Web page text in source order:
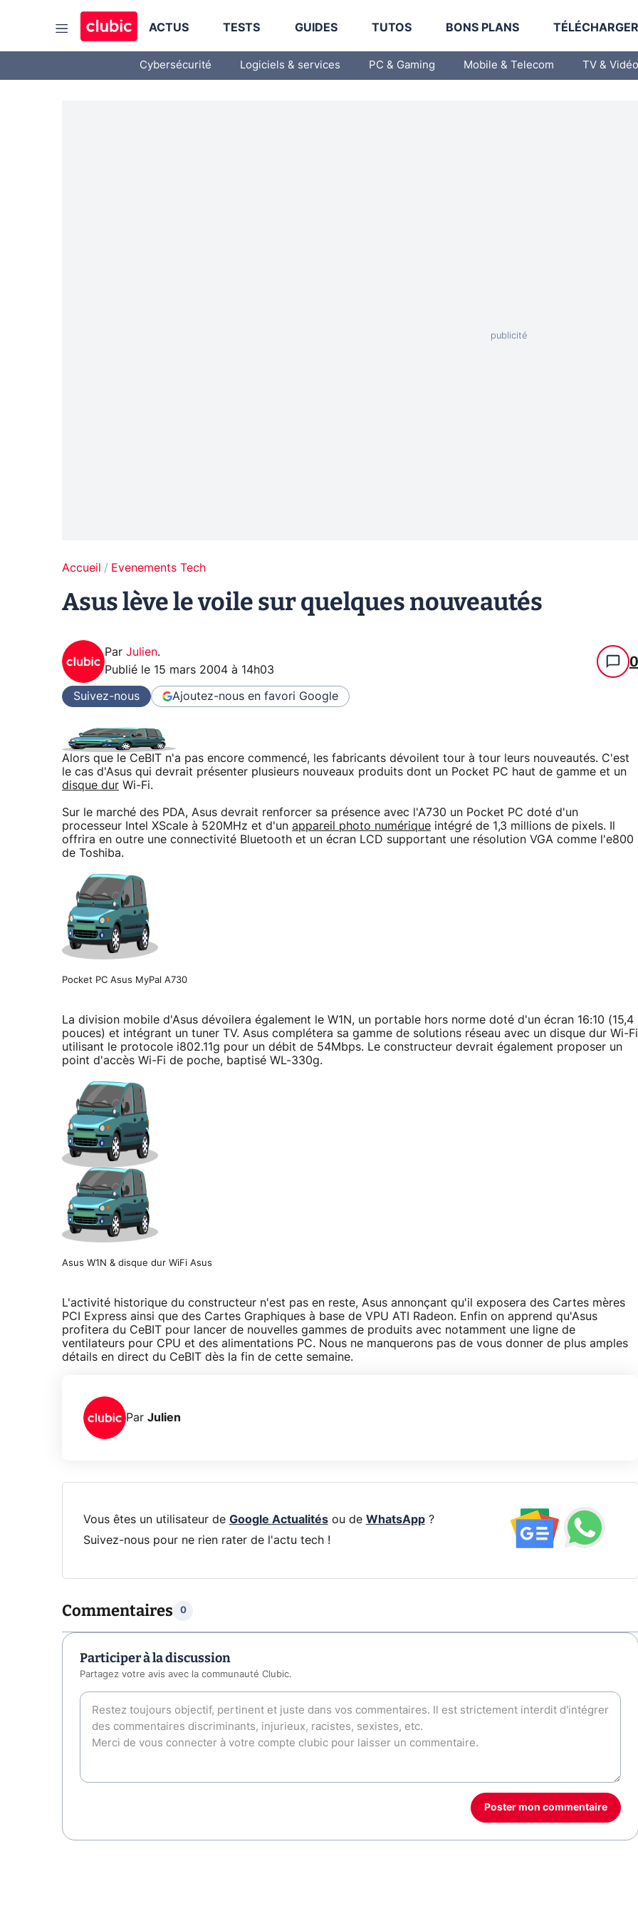
ACTUS TESTS GUIDES TUTOS BONS PLANS
Cybersécurité Logiciels & services PC & Gaming Mobile & Telecom TV & Vidéo
Accueil Evenements Tech
Asus lève le voile sur quelques nouveautés
Par Julien.
Publié le 15 mars 2004 à 14h03 0
Suivez-nous Ajoutez-nous en favori Google
Alors que le CeBIT n'a pas encore commencé, les fabricants dévoilent tour à tour leurs nouveautés. C'est
le cas d'Asus qui devrait présenter plusieurs nouveaux produits dont un Pocket PC haut de gamme et un
disque dur Wi-Fi.
Sur le marché des PDA, Asus devrait renforcer sa présence avec l'A730 un Pocket PC doté d'un
processeur Intel XScale à 520MHz et d'un appareil photo numérique intégré de 1,3 millions de pixels. Il
offrira en outre une connectivité Bluetooth et un écran LCD supportant une résolution VGA comme l'e800
de Toshiba.
Pocket PC Asus MyPal A730
La division mobile d'Asus dévoilera également le W1N, un portable hors norme doté d'un écran 16:10 (15,4
pouces) et intégrant un tuner TV. Asus complétera sa gamme de solutions réseau avec un disque dur Wi-Fi
utilisant le protocole i802.11g pour un débit de 54Mbps. Le constructeur devrait également proposer un
point d'accès Wi-Fi de poche, baptisé WL-330g.
Asus W1N & disque dur WiFi Asus
L'activité historique du constructeur n'est pas en reste, Asus annonçant qu'il exposera des Cartes mères
PCI Express ainsi que des Cartes Graphiques à base de VPU ATI Radeon. Enfin on apprend qu'Asus
profitera du CeBIT pour lancer de nouvelles gammes de produits avec notamment une ligne de
ventilateurs pour CPU et des alimentations PC. Nous ne manquerons pas de vous donner de plus amples
détails en direct du CeBIT dès la fin de cette semaine.
Par Julien
Vous êtes un utilisateur de Google Actualitésou de WhatsApp?
Suivez-nous pour ne rien rater de l'actu tech !
Commentaires 0
Participer à la discussion
Partagez votre avis avec la communauté Clubic.
Poster mon commentaire